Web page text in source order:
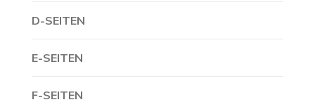
D-SEITEN
E-SEITEN
F-SEITEN